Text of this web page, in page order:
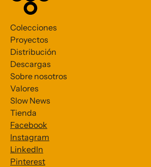
Colecciones
Proyectos
Distribución
Descargas
Sobre nosotros
Valores
Slow News
Tienda
Facebook
Instagram
LinkedIn
Pinterest